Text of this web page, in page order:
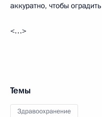
аккуратно, чтобы
<…>
Темы
Здравоохранение